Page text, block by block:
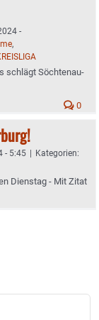
-
,
schlägt Söchtenau-
0
- 5:45 | Kategorien:
Dienstag - Mit Zitat